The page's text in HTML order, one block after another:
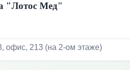
"Лотос Мед"
офис, 213 (на 2-ом этаже)